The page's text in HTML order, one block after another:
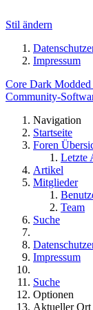
Stil ändern
Impressum
Core Dark
Community-
Navigation
Startseite
Foren
Letzte
Artikel
Mitglieder
Team
Suche
Impressum
Suche
Optionen
Aktueller Ort